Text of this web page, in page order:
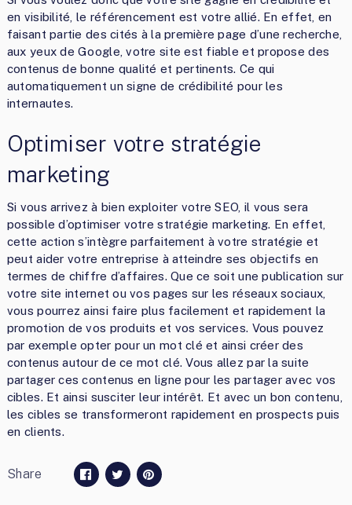
en visibilité, le référencement est votre allié. En effet, en
faisant partie des cités à la première page d’une recherche,
aux yeux de Google, votre site est fiable et propose des
contenus de bonne qualité et pertinents. Ce qui
automatiquement un signe de crédibilité pour les
internautes.
Optimiser votre stratégie
marketing
Si vous arrivez à bien exploiter votre SEO, il vous sera
possible d’optimiser votre stratégie marketing. En effet,
cette action s’intègre parfaitement à votre stratégie et
peut aider votre entreprise à atteindre ses objectifs en
termes de chiffre d’affaires. Que ce soit une publication sur
votre site internet ou vos pages sur les réseaux sociaux,
vous pourrez ainsi faire plus facilement et rapidement la
promotion de vos produits et vos services. Vous pouvez
par exemple opter pour un mot clé et ainsi créer des
contenus autour de ce mot clé. Vous allez par la suite
partager ces contenus en ligne pour les partager avec vos
cibles. Et ainsi susciter leur intérêt. Et avec un bon contenu,
les cibles se transformeront rapidement en prospects puis
en clients.
Share